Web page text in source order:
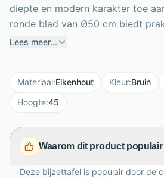
diepte en modern karakter toe
ronde blad van Ø50 cm biedt
een lamp, boek, drankje of
Scandinavische woonstijlen. De
kolompoot geeft het ontwerp een
perfect naast de bank, fauteuil of
leeshoek. Combineer hem met
Lees meer...
Materiaal:Eikenhout Kleur:Bruin
Hoogte:45
Waarom dit product populair
Deze bijzettafel is populair door de